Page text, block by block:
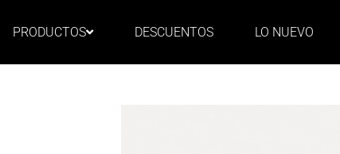
PRODUCTOS DESCUENTOS LO NUEVO